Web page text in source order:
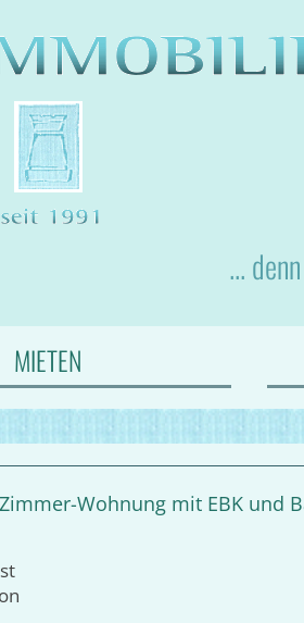
...
MIETEN
Wohnung mit EBK und